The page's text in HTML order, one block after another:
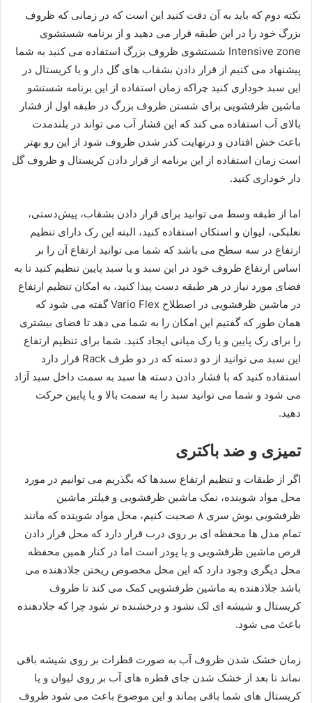
نکته دوم که باید به آن دقت کنید این است که در زمانی که ظروف
بزرگ خود را در این طبقه قرار می دهید و از برنامه شستشوی
Intensive zone شستشوی ظروف بزرگ استفاده می کنید به شما
پیشنهاد می کنیم از قرار دادن بشقاب های گل دار و یا کریستال در
این سبد خوداری کنید چراکه زمان استفاده از این برنامه شستشو
ماشین ظرفشویی برای شستن ظروف بزرگ در طبقه اول از فشار
بالای آب استفاده می کند که این فشار آب می تواند در بلندمدت
باعث خش افتادن و درنهایت کدر شدن ظروف شود از این رو بهتر
است زمان استفاده از این برنامه از قرار دادن کریستال و ظروف گل
دار خوداری کنید.
اما از طبقه وسط می توانید برای قرار دادن بشقاب، پیش‌دستی،
نعلبکی، لیوان و استکان استفاده کنید، البته این رک دارای تنظیم
ارتفاع در سه سطح می باشد که شما می توانید ارتفاع آن را بر
اساس ارتفاع ظروف خود در این سبد و یا سبد پایین تنظیم کنید تا به
فضای مورد نیاز در هر طبقه دست پیدا کنید، به امکان تنظیم ارتفاع
در ماشین ظرفشویی در اصطلاح Vario Flex گفته می شود که
همان طور که گفتیم این امکان را به شما می دهد تا فضای بیشتری
را برای رک پایین و یا رک میانی ایجاد کنید. شما برای تنظیم ارتفاع
این سبد می توانید از دو دسته که در دو طرف Rack قرار دارد
استفاده کنید که با فشار دادن دسته ها سبد به سمت داخل سبد آزاد
می شود و شما می توانید سبد را به سمت بالا و یا پایین حرکت
دهید.
تمیزی و ضد باکتری
اگر از طبقات و تنظیم ارتفاع سبدها که بگذریم می توانیم در مورد
محل مواد شوینده، نمک ماشین ظرفشویی و فیلتر ماشین‌
ظرفشویی بوش سری ۸ صحبت کنیم، محل مواد شوینده که مانند
تمام مدل ها محفظه ای بر روی درب قرار دارد که محل قرار دادن
قرص ماشین ظرفشویی و یا پودر است اما در کنار همین محفظه
محل دیگری وجود دارد که این محل مخصوص ریختن جلادهنده می
باشد جلادهنده به ماشین ظرفشویی کمک می کند تا ظروف
کریستال و شیشه ای لک نشود و درخشنده تر شود چرا که جلادهنده
باعث می شود.
زمان خشک شدن ظروف آب به‌ صورت قطرات بر روی شیشه باقی
نماند تا بعد از خشک شدن جای قطره های آب بر روی لیوان و یا
کریستال های شما باقی بماند و این موضوع باعث می شود ظروف